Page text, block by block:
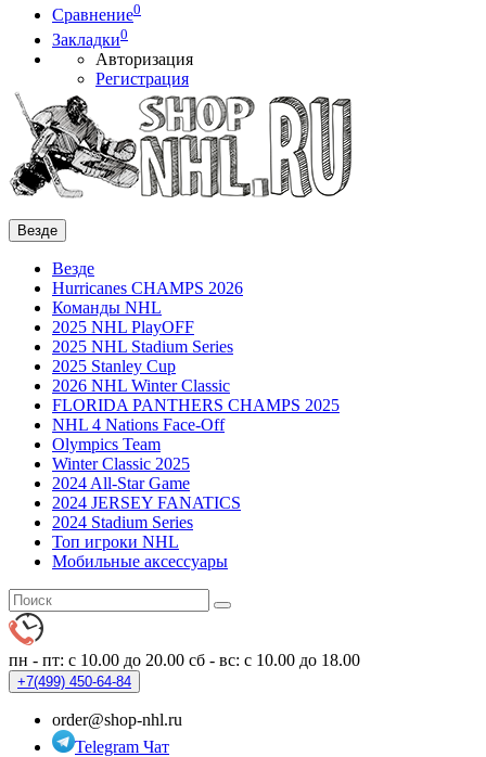
Сравнение0
Закладки0
Авторизация
Регистрация
Везде
Везде
Hurricanes CHAMPS 2026
Команды NHL
2025 NHL PlayOFF
2025 NHL Stadium Series
2025 Stanley Cup
2026 NHL Winter Classic
FLORIDA PANTHERS CHAMPS 2025
NHL 4 Nations Face-Off
Olympics Team
Winter Classic 2025
2024 All-Star Game
2024 JERSEY FANATICS
2024 Stadium Series
Топ игроки NHL
Мобильные аксессуары
пн - пт: с 10.00 до 20.00 сб - вс: с 10.00 до 18.00
+7(499) 450-64-84
order@shop-nhl.ru
Telegram Чат